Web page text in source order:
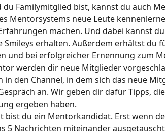
du Familymitglied bist, kannst du auch
Mentorsystems neue Leute
machen. Und dabei kannst
Smileys erhalten. Außerdem erhältst du
und bei erfolgreicher Ernennung zum
werden dir neue Mitglieder
in den Channel, in dem sich das neue
an. Wir geben dir dafür Tipps,
ergeben haben.
bist du ein Mentorkandidat. Erst wenn
5 Nachrichten miteinander